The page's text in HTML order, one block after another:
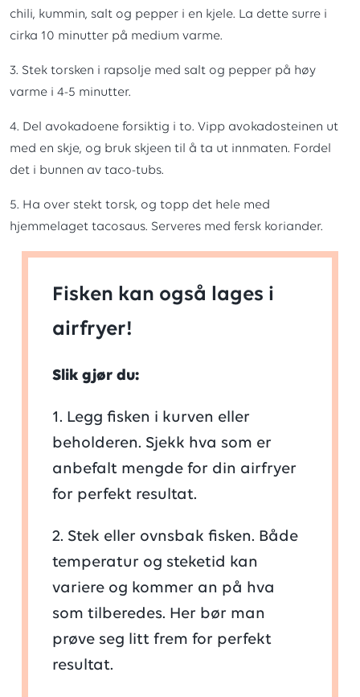
chili, kummin, salt og pepper i en kjele. La dette surre i
cirka 10 minutter på medium varme.
3. Stek torsken i rapsolje med salt og pepper på høy
varme i 4-5 minutter.
4. Del avokadoene forsiktig i to. Vipp avokadosteinen ut
med en skje, og bruk skjeen til å ta ut innmaten. Fordel
det i bunnen av taco-tubs.
5. Ha over stekt torsk, og topp det hele med
hjemmelaget tacosaus. Serveres med fersk koriander.
Fisken kan også lages i
airfryer!
Slik gjør du:
1. Legg fisken i kurven eller
beholderen. Sjekk hva som er
anbefalt mengde for din airfryer
for perfekt resultat.
2. Stek eller ovnsbak fisken. Både
temperatur og steketid kan
variere og kommer an på hva
som tilberedes. Her bør man
prøve seg litt frem for perfekt
resultat.